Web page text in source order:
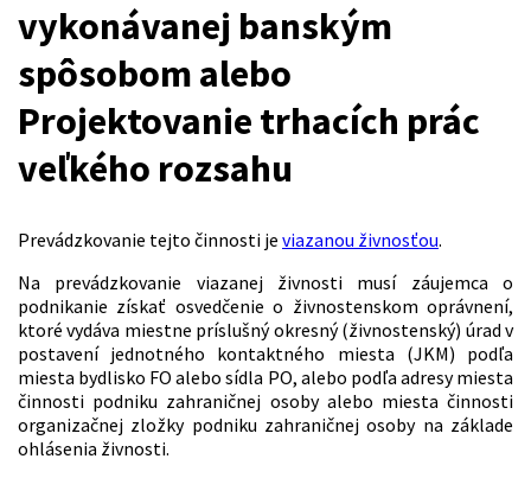
vykonávanej banským
spôsobom alebo
Projektovanie trhacích prác
veľkého rozsahu
Prevádzkovanie tejto činnosti je viazanou živnosťou.
Na prevádzkovanie viazanej živnosti musí záujemca o
podnikanie získať osvedčenie o živnostenskom oprávnení,
ktoré vydáva miestne príslušný okresný (živnostenský) úrad v
postavení jednotného kontaktného miesta (JKM) podľa
miesta bydlisko FO alebo sídla PO, alebo podľa adresy miesta
činnosti podniku zahraničnej osoby alebo miesta činnosti
organizačnej zložky podniku zahraničnej osoby na základe
ohlásenia živnosti.